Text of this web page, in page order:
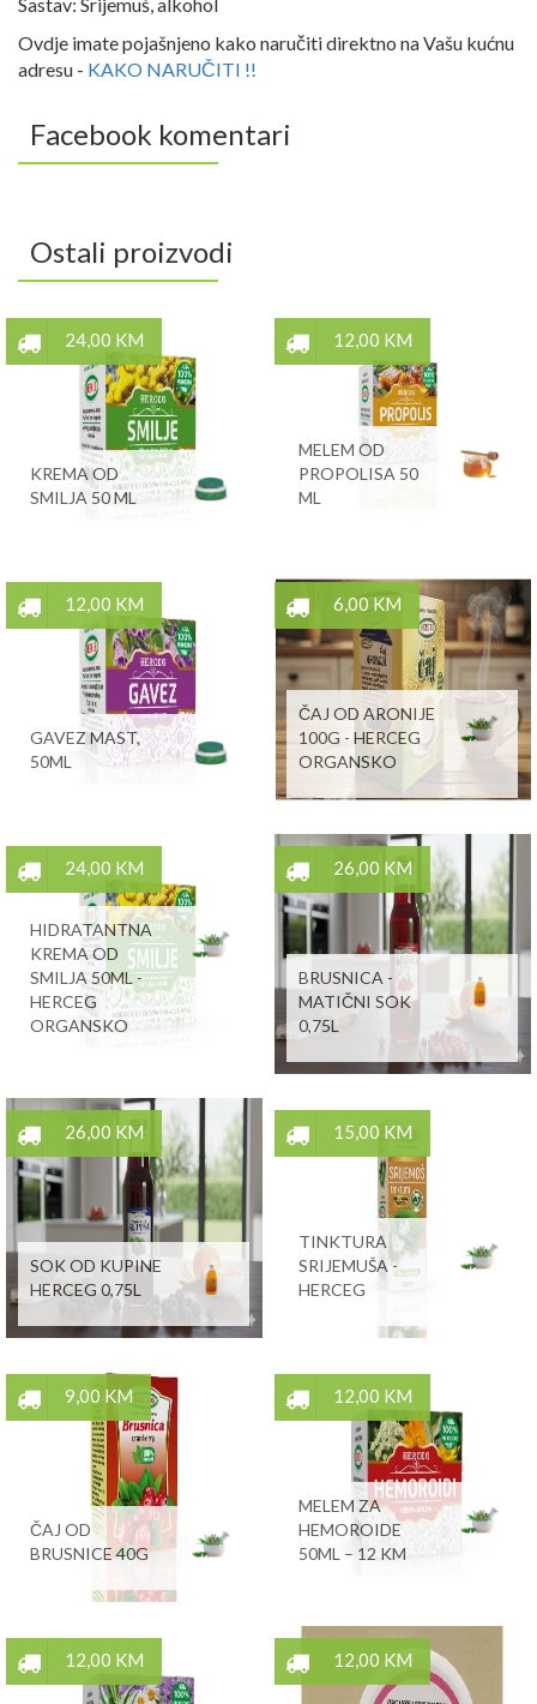
Ovdje imate pojašnjeno kako naručiti direktno na Vašu kućnu
adresu - KAKO NARUČITI !!
Facebook komentari
Ostali proizvodi
24,00 KM
KREMA OD
SMILJA 50 ML
12,00 KM
MELEM OD
PROPOLISA 50
ML
12,00 KM
GAVEZ MAST,
50ML
6,00 KM
ČAJ OD ARONIJE
100G - HERCEG
ORGANSKO
24,00 KM
HIDRATANTNA
KREMA OD
SMILJA 50ML -
HERCEG
ORGANSKO
26,00 KM
BRUSNICA -
MATIČNI SOK
0,75L
26,00 KM
SOK OD KUPINE
HERCEG 0,75L
15,00 KM
TINKTURA
SRIJEMUŠA -
HERCEG
9,00 KM
ČAJ OD
BRUSNICE 40G
12,00 KM
MELEM ZA
HEMOROIDE
50ML – 12 KM
12,00 KM 12,00 KM